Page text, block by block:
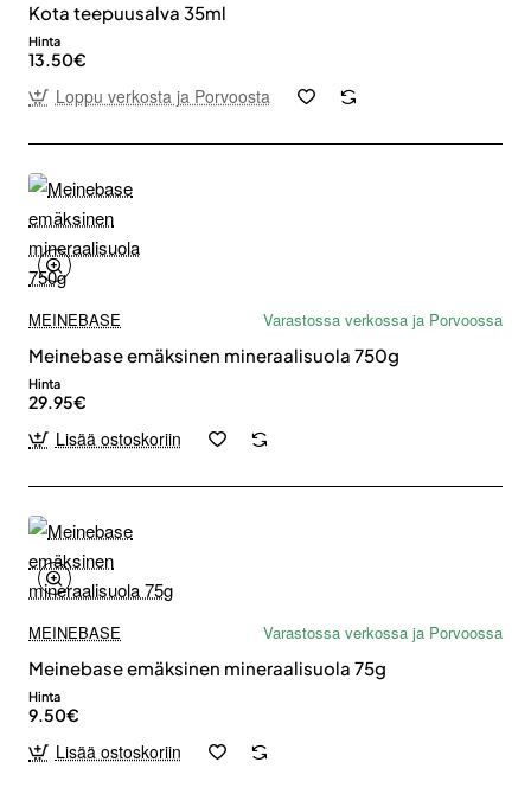
Kota teepuusalva 35ml
Hinta
13.50€
Loppu verkosta ja Porvoosta
MEINEBASE
Varastossa verkossa ja Porvoossa
Meinebase emäksinen mineraalisuola 750g
Hinta
29.95€
Lisää ostoskoriin
MEINEBASE
Varastossa verkossa ja Porvoossa
Meinebase emäksinen mineraalisuola 75g
Hinta
9.50€
Lisää ostoskoriin